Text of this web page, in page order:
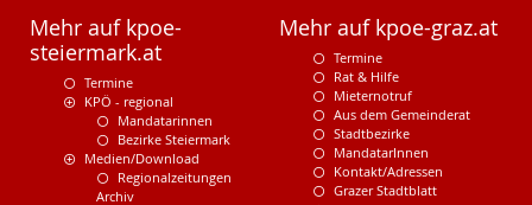
Mehr auf kpoe-
steiermark.at
Termine
KPÖ - regional
Mandatarinnen
Bezirke Steiermark
Medien/Download
Regionalzeitungen
Archiv
Mehr auf kpoe-graz.at
Termine
Rat & Hilfe
Mieternotruf
Aus dem Gemeinderat
Stadtbezirke
MandatarInnen
Kontakt/Adressen
Grazer Stadtblatt